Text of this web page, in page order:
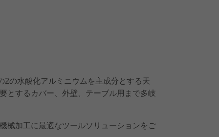
の水酸化アルミニウムを主成分とする天
とするカバー、外壁、テーブル用まで多岐
械加工に最適なツールソリューションをご